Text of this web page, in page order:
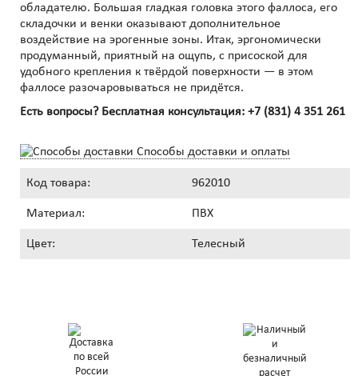
обладателю. Большая гладкая головка этого фаллоса, его
складочки и венки оказывают дополнительное
воздействие на эрогенные зоны. Итак, эргономически
продуманный, приятный на ощупь, с присоской для
удобного крепления к твёрдой поверхности — в этом
фаллосе разочаровываться не придётся.
Есть вопросы? Бесплатная консультация: +7 (831) 4 351 261
Способы доставки и оплаты
Код товара: 962010
Материал: ПВХ
Цвет: Телесный